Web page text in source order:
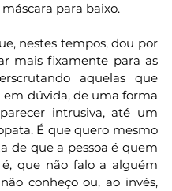
para baixo.
nestes tempos, dou por
mais fixamente para as
aquelas que
em dúvida, de uma forma
intrusiva, até um
É que quero mesmo
de que a pessoa é quem
que não falo a alguém
conheço ou, ao invés,